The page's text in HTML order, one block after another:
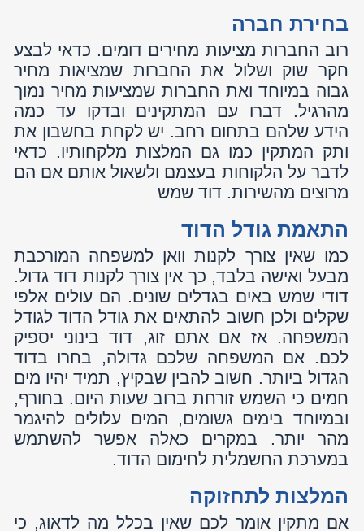
חמים כי השמש זורחת ברוב שעות היום. בחורף,
ובמיוחד בימים גשומים, המים עלולים להיגמר
מהר יותר. במקרים כאלה אפשר להשתמש
במערכת החשמלית לחימום הדוד.
המלצות לתחזוקה
אם מתקין אומר לכם שאין בכלל מה לדאוג, כי
הדוד החדש שהוא יתקין לכם הוא משוכלל ואין
סיכוי שהוא יקלקל, אתם צריכים לדאוג. כמו כל
דבר אחר - דוד חייב להיות מתוחזק היטב.
הדרך הטובה ביותר לדעת אם מתקין כלשהו הוא
אמין, היא לשאול אותו כיצד לתחזק את הדוד.
מתקין אמין יצע לכם לרכוש כלים נוספים
לשמירה על הדוד כמו תרמוסטט. דודים עלולים
להתחמם יתר על המידה. תרמוסטט ימנע מהם
להגיע למצב זה.